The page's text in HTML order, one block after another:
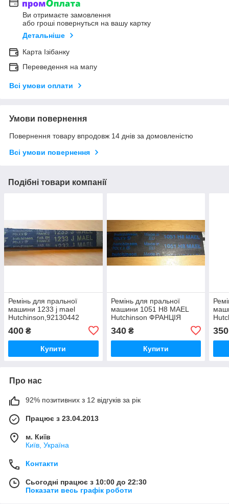
Ви отримаєте замовлення
або гроші повернуться на вашу картку
Детальніше
Карта Ізібанку
Переведення на мапу
Всі умови оплати
Умови повернення
Повернення товару впродовж 14 днів за домовленістю
Всі умови повернення
Подібні товари компанії
Ремінь для пральної
машини 1233 j mael
Hutchinson,92130442
400 ₴
Купити
Ремінь для пральної
машини 1051 H8 MAEL
Hutchinson ФРАНЦІЯ
340₴
Купити
350
Про нас
92% позитивних з 12 відгуків за рік
Працює з 23.04.2013
м. Київ
Київ, Україна
Контакти
Сьогодні працює з 10:00 до 22:30
Показати весь графік роботи